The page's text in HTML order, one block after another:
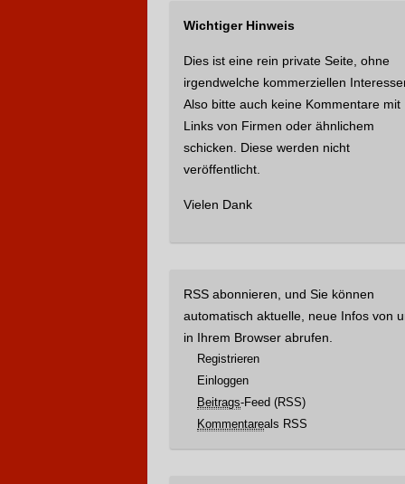
e
Wichtiger Hinweis
Dies ist eine rein private Seite, ohne
irgendwelche kommerziellen
Also bitte auch keine Kommentare mit
Links von Firmen oder ähnlichem
schicken. Diese werden nicht
veröffentlicht.
Vielen Dank
RSS abonnieren, und Sie können
automatisch aktuelle, neue Infos von
in Ihrem Browser abrufen.
Registrieren
Einloggen
Beitrags-Feed (RSS)
Kommentareals RSS